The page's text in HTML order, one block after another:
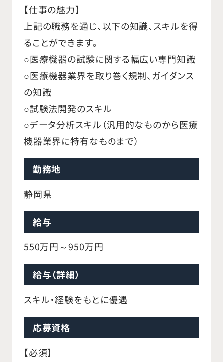
【仕事の魅力】
上記の職務を通じ、以下の知識、スキルを得
ることができます。
○医療機器の試験に関する幅広い専門知識
○医療機器業界を取り巻く規制、ガイダンス
の知識
○試験法開発のスキル
○データ分析スキル（汎用的なものから医療
機器業界に特有なものまで）
勤務地
静岡県
給与
550万円～950万円
給与（詳細）
スキル・経験をもとに優遇
応募資格
【必須】